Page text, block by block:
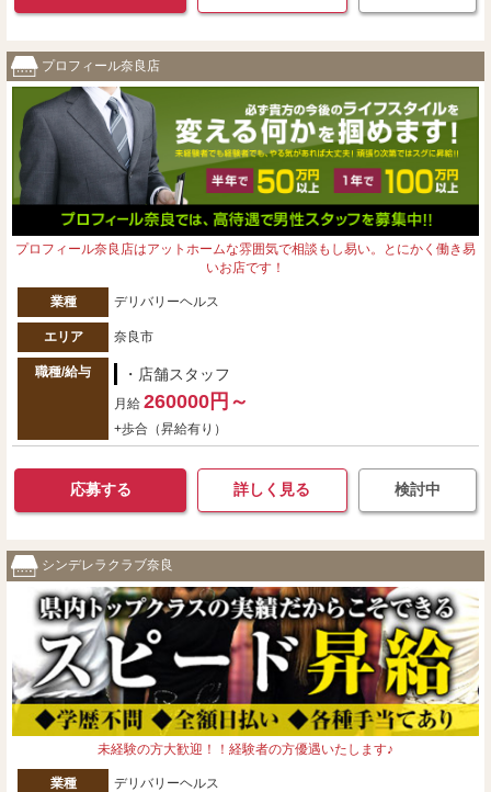
プロフィール奈良店
プロフィール奈良店はアットホームな雰囲気で相談もし易い。とにかく働き易
いお店です！
業種 デリバリーヘルス
エリア 奈良市
職種/給与 ・店舗スタッフ
月給 260000円～
+歩合（昇給有り）
応募する 詳しく見る 検討中
シンデレラクラブ奈良
未経験の方大歓迎！！経験者の方優遇いたします♪
業種 デリバリーヘルス